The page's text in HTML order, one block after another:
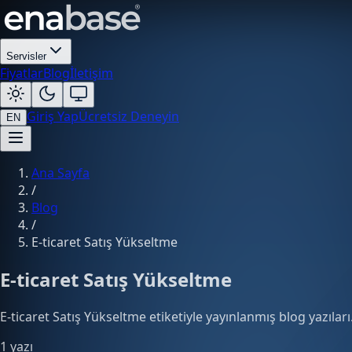
Servisler
FiyatlarBlogİletişim
EN Giriş YapÜcretsiz Deneyin
Ana Sayfa
/
Blog
/
E-ticaret Satış Yükseltme
E-ticaret Satış Yükseltme
E-ticaret Satış Yükseltme etiketiyle yayınlanmış blog
1 yazı